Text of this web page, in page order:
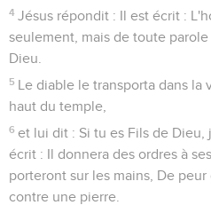
4 Jésus répondit : Il est écrit :
seulement, mais de toute
Dieu.
5 Le diable le transporta dans la
haut du temple,
6 et lui dit : Si tu es Fils de Dieu,
écrit : Il donnera des ordres à
porteront sur les mains, De
contre une pierre.